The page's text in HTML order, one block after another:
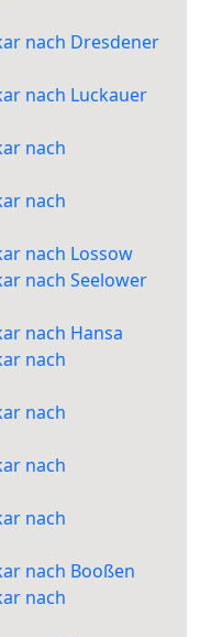
nach Dresdener
nach Luckauer
nach
nach
nach Lossow
nach Seelower
nach Hansa
nach
nach
nach
nach
nach Booßen
nach